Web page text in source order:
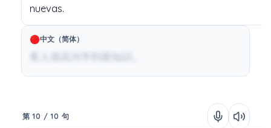
nuevas.
中文（简体）
客人很高兴学到新知识。
第 10 / 10 句